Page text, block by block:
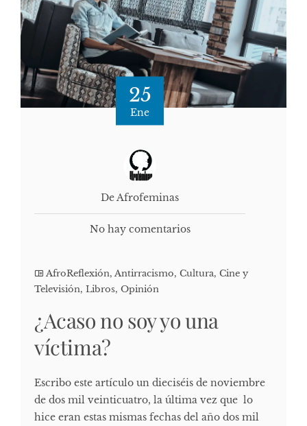
25
Ene
De Afrofeminas
No hay comentarios
AfroReflexión, Antirracismo, Cultura, Cine y
Televisión, Libros, Opinión
¿Acaso no soy yo una
víctima?
Escribo este artículo un dieciséis de noviembre
de dos mil veinticuatro, la última vez que lo
hice eran estas mismas fechas del año dos mil